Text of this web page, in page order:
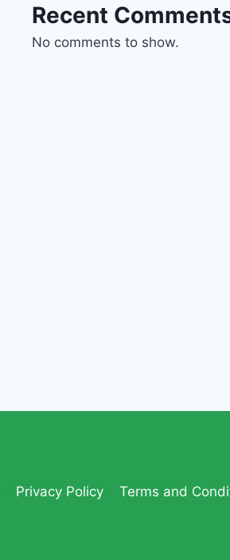
Recent
No comments to show.
Privacy Policy Terms and